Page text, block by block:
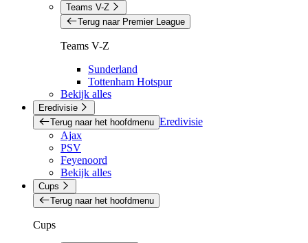
Teams V-Z
Terug naar Premier League
Teams V-Z
Sunderland
Tottenham Hotspur
Bekijk alles
Eredivisie
Terug naar het hoofdmenu Eredivisie
Ajax
PSV
Feyenoord
Bekijk alles
Cups
Terug naar het hoofdmenu
Cups